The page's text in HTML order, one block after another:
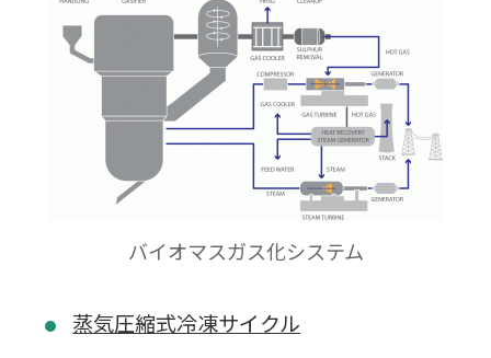
バイオマスガス化システム
蒸気圧縮式冷凍サイクル